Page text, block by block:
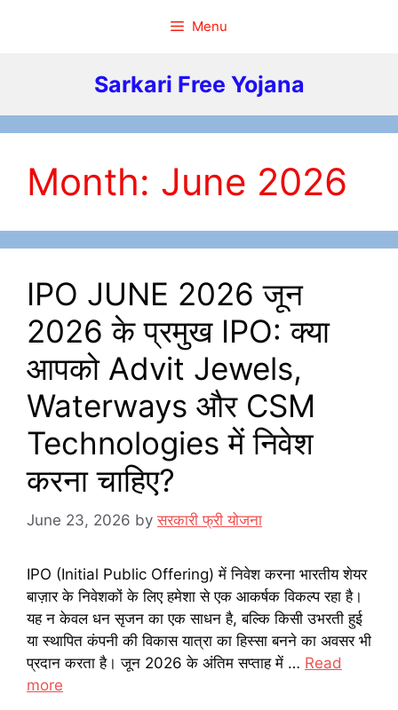
Menu
Sarkari Free Yojana
Month: June 2026
IPO JUNE 2026 जून
2026 के प्रमुख IPO: क्या
आपको Advit Jewels,
Waterways और CSM
Technologies में निवेश
करना चाहिए?
June 23, 2026 byसरकारी फ्री योजना
IPO (Initial Public Offering) में निवेश करना भारतीय शेयर
बाज़ार के निवेशकों के लिए हमेशा से एक आकर्षक विकल्प रहा है।
यह न केवल धन सृजन का एक साधन है, बल्कि किसी उभरती हुई
या स्थापित कंपनी की विकास यात्रा का हिस्सा बनने का अवसर भी
प्रदान करता है। जून 2026 के अंतिम सप्ताह में … Read
more